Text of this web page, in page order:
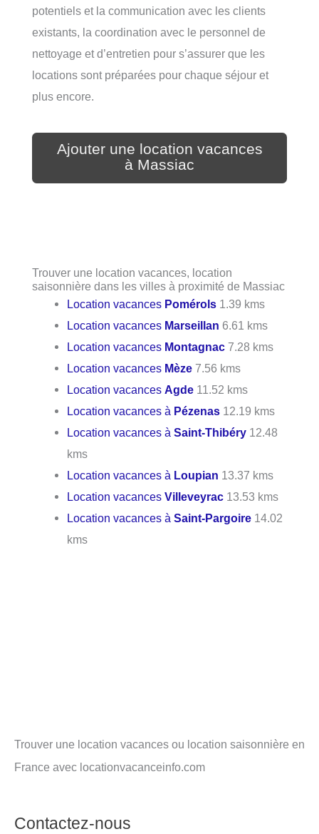
potentiels et la communication avec les clients
existants, la coordination avec le personnel de
nettoyage et d’entretien pour s’assurer que les
locations sont préparées pour chaque séjour et
plus encore.
Ajouter une location vacances
à Massiac
Trouver une location vacances, location
saisonnière dans les villes à proximité de Massiac
Location vacances Pomérols 1.39 kms
Location vacances Marseillan 6.61 kms
Location vacances Montagnac 7.28 kms
Location vacances Mèze 7.56 kms
Location vacancesAgde 11.52 kms
Location vacances à Pézenas 12.19 kms
Location vacances àSaint-Thibéry 12.48
kms
Location vacances à Loupian 13.37 kms
Location vacancesVilleveyrac 13.53 kms
Location vacances àSaint-Pargoire 14.02
kms
Trouver une location vacances ou location saisonnière en
France avec locationvacanceinfo.com
Contactez-nous